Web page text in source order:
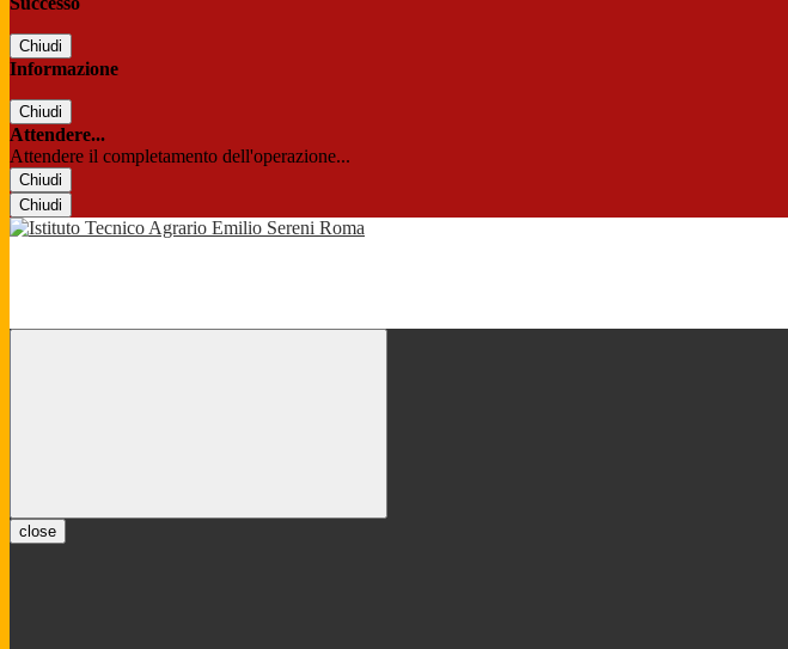
Chiudi
Informazione
Chiudi
Attendere...
Attendere il completamento dell'operazione...
Chiudi
Chiudi
close